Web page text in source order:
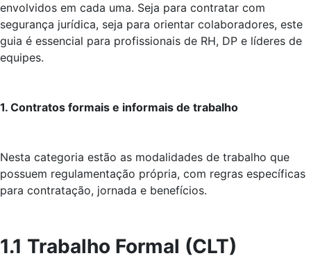
envolvidos em cada uma. Seja para contratar com
segurança jurídica, seja para orientar colaboradores, este
guia é essencial para profissionais de RH, DP e líderes de
equipes.
1. Contratos formais e informais de trabalho
Nesta categoria estão as modalidades de trabalho que
possuem regulamentação própria, com regras específicas
para contratação, jornada e benefícios.
1.1 Trabalho Formal (CLT)